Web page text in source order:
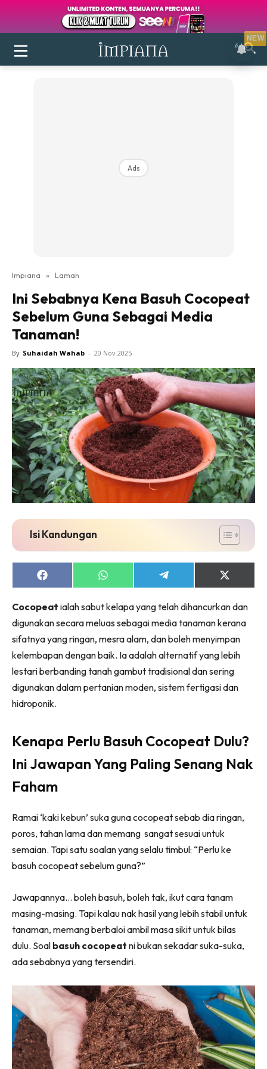
Login|Register
Ruang Makan
Ruang Tamu
Direktori
Interior Design
Landskap
DIY
Bilik Air
Bilik Tidur
Dapur
Ruang Makan
Make Over
Bilik Air
Bilik Tidur
Dapur
Ruang Makan
Menarik Lagi
Casa Impiana
Impiana Makeover
Makeover Ruang Selebriti
Destinasi
Hotel
Kafe
Hartanah
Video
Beli Di Mana
Casa Impiana
Lahar Dekor
Sembang Dekor
Sembang Laman
Tip Impiana
Tip Laman
Hub Ideaktiv
Ads
Impiana » Laman
Ini Sebabnya Kena Basuh Cocopeat
Sebelum Guna Sebagai Media
Tanaman!
By Suhaidah Wahab - 20 Nov 2025
Isi Kandungan
Share
on
Share
on
Share
on
Share
on
(Twitter)
Cocopeat ialah sabut kelapa yang telah dihancurkan dan
digunakan secara meluas sebagai media tanaman kerana
sifatnya yang ringan, mesra alam, dan boleh menyimpan
kelembapan dengan baik. Ia adalah alternatif yang lebih
lestari berbanding tanah gambut tradisional dan sering
digunakan dalam pertanian moden, sistem fertigasi dan
hidroponik.
Kenapa Perlu Basuh Cocopeat Dulu?
Ini Jawapan Yang Paling Senang Nak
Faham
Ramai ‘kaki kebun’ suka guna cocopeat sebab dia ringan,
poros, tahan lama dan memang sangat sesuai untuk
semaian. Tapi satu soalan yang selalu timbul: “Perlu ke
basuh cocopeat sebelum guna?”
Jawapannya… boleh basuh, boleh tak, ikut cara tanam
masing-masing. Tapi kalau nak hasil yang lebih stabil untuk
tanaman, memang berbaloi ambil masa sikit untuk bilas
dulu. Soal basuh cocopeat ni bukan sekadar suka-suka,
ada sebabnya yang tersendiri.
NEW